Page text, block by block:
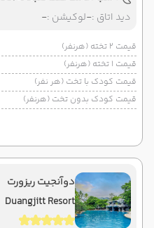
دید اتاق :-لوکیشن :-
قیمت 2 تخته (هرنفر)
قیمت 1 تخته (هرنفر)
قیمت کودک با تخت (هر نفر)
قیمت کودک بدون تخت (هرنفر)
دوآنجیت ریزورت
Duangjitt Resort